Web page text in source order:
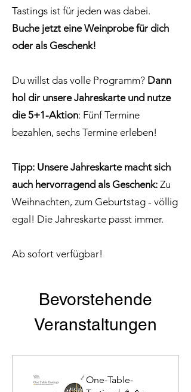
Tastings ist für jeden was dabei.
Buche jetzt eine Weinprobe für dich
oder als Geschenk!
Du willst das volle Programm? Dann
hol dir unsere Jahreskarte und nutze
die 5+1-Aktion: Fünf Termine
bezahlen, sechs Termine erleben!
Tipp: Unsere Jahreskarte macht sich
auch hervorragend als Geschenk: Zu
Weihnachten, zum Geburtstag - völlig
egal! Die Jahreskarte passt immer.
Ab sofort verfügbar!
Bevorstehende
Veranstaltungen
One-Table-